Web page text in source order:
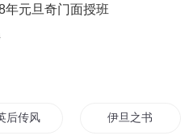
年元旦奇门面授班
后传风再起时 伊旦之书